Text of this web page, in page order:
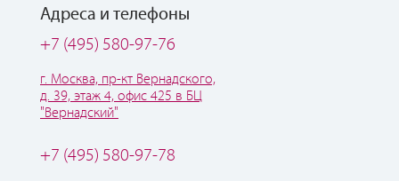
Адреса и телефоны
+7 (495) 580-97-76
г. Москва, пр-кт Вернадского,
д. 39, этаж 4, офис 425 в БЦ
"Вернадский"
+7 (495) 580-97-78